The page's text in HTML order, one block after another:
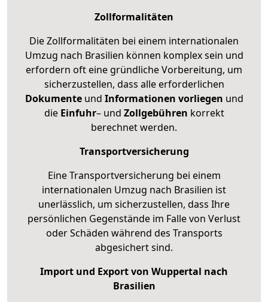
Zollformalitäten
Die Zollformalitäten bei einem internationalen
Umzug nach Brasilien können komplex sein und
erfordern oft eine gründliche Vorbereitung, um
sicherzustellen, dass alle erforderlichen
Dokumenteund Informationen vorliegen und
die Einfuhr– und Zollgebühren korrekt
berechnet werden.
Transportversicherung
Eine Transportversicherung bei einem
internationalen Umzug nach Brasilien ist
unerlässlich, um sicherzustellen, dass Ihre
persönlichen Gegenstände im Falle von Verlust
oder Schäden während des Transports
abgesichert sind.
Import und Export von Wuppertal nach
Brasilien